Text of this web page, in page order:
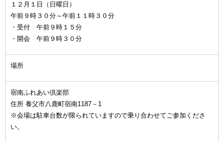
１２月１日（日曜日）
午前９時３０分～午前１１時３０分
・受付 午前９時１５分
・開会 午前９時３０分
場所
宿南ふれあい倶楽部
住所 養父市八鹿町宿南1187－1
※会場は駐車台数が限られていますので乗り合わせてご参加くださ
い。